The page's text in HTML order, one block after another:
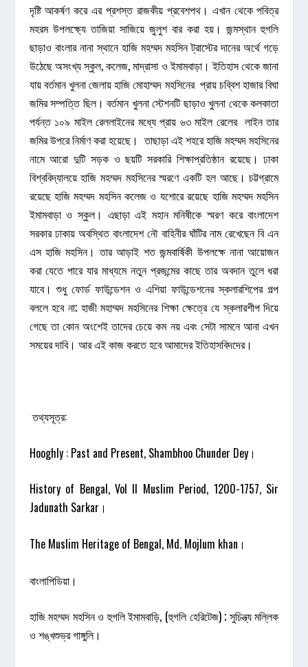
দৃষ্টি আকর্ষণ করে এর প্রশস্ত রাজকীয় প্রবেশপথ। এখান থেকে পবিত্র
মহরম উপলক্ষ্যে তাজিয়া সাজিয়ে জুলুশ বার করা হয়। জন্মস্থান হুগলি
ছাড়াও বাংলার নানা স্থানে হাজি মহম্মদ মহসিন ট্রাস্টের দানের অর্থে গড়ে
উঠেছে অসংখ্য স্কুল, কলেজ, মাদ্রাসা ও ইমামবাড়া। ইতিহাস থেকে জানা
যায় বর্তমান খুলনা জেলায় হাজি মোহাম্মদ মহসিনের প্রায় চব্বিশ হাজার বিঘা
জমির সম্পত্তি ছিল। বর্তমান খুলনা স্টেশনটি ছাড়াও খুলনা থেকে কলকাতা
পর্যন্ত ১০৯ মাইল রেললাইনের মধ্যে প্রায় ৬৩ মাইল রেলের লাইন তার
জমির উপরে নির্মাণ করা হয়েছে। তাছাড়া এই শহরে হাজি মহম্মদ মহসিনের
নামে আরো দুটি সড়ক ও ছয়টি সরকারি শিক্ষাপ্রতিষ্ঠান রয়েছে। ঢাকা
বিশ্ববিদ্যালয়ে হাজি মহম্মদ মহসিনের স্মরণে একটি হল আছে। চট্টগ্রামে
রয়েছে হাজি মহম্মদ মহসিন কলেজ ও যশোরে রয়েছে হাজি মহম্মদ মহসিন
ইমামবাড়া ও স্কুল। এছাড়া এই মহান মনিষীকে স্মরণ করে বাংলাদেশ
সরকার ঢাকায় অবস্থিত বাংলাদেশ নৌ বাহিনীর ঘাঁটির নাম রেখেছেন বি এন
এস হাজি মহসিন। তার আড়াই শত জন্মবার্ষিকী উপলক্ষে নানা আয়োজন
করা যেতে পারে যার মাধ্যমে নতুন প্রজন্মের কাছে তার অবদান তুলে ধরা
যাবে। শুধু ফোর্ড ফাউন্ডেশন ও এশিয়া ফাউন্ডেশনের স্কলারশিপের গল্প
বললে হবে না; হাজী মহাম্মদ মহসিনের শিক্ষা ক্ষেত্রে যে স্কলারশীপ দিয়ে
গেছে তা কোন অংশেই তাদের চেয়ে কম নয় এবং সেটা সামনে আনা এখন
সময়ের দাবি। আর এই কাজ করতে হবে আমাদের ইতিহাসবিদদের।
তথ্যসূত্র:
Hooghly : Past and Present, Shambhoo Chunder Dey।
History of Bengal, Vol II Muslim Period, 1200-1757, Sir
Jadunath Sarkar।
The Muslim Heritage of Bengal, Md. Mojlum khan।
বাংলাপিডিয়া।
হাজি মহম্মদ মহসিন ও হুগলি ইমামবাড়ি, (হুগলি হেরিটেজ) ; সুচিন্ত্য মল্লিক
ও শঙ্খশুভ্র গাঙ্গুলি।